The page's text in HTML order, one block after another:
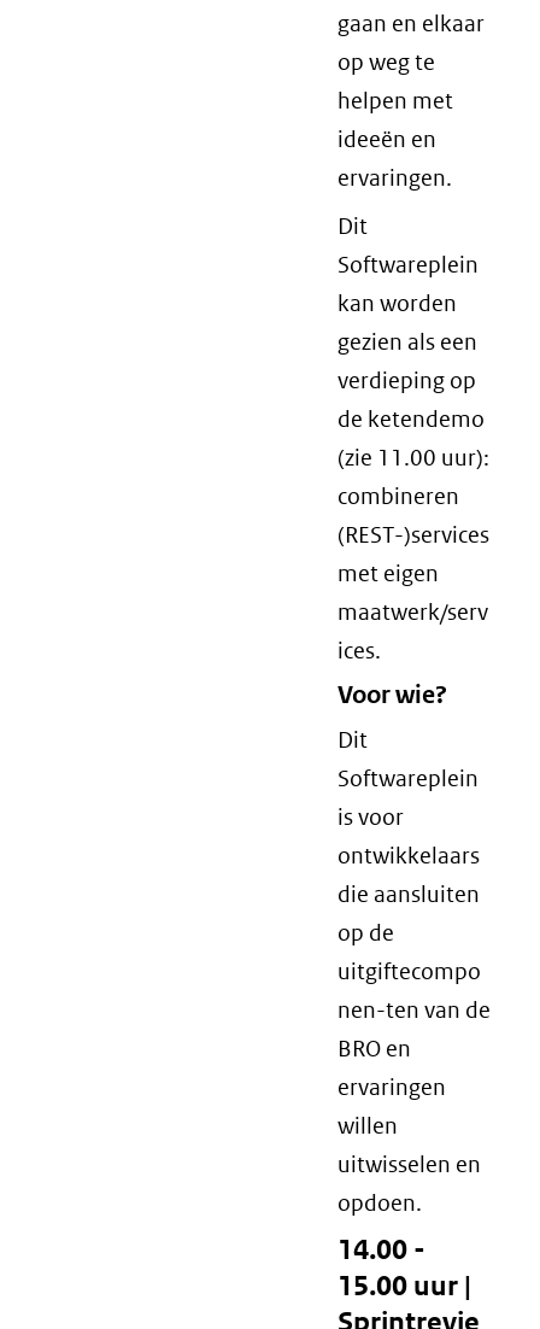
gaan en elkaar
op weg te
helpen met
ideeën en
ervaringen.
Dit
Softwareplein
kan worden
gezien als een
verdieping op
de ketendemo
(zie 11.00 uur):
combineren
(REST-)services
met eigen
maatwerk/serv
ices.
Voor wie?
Dit
Softwareplein
is voor
ontwikkelaars
die aansluiten
op de
uitgiftecompo
nen-ten van de
BRO en
ervaringen
willen
uitwisselen en
opdoen.
14.00 -
15.00 uur |